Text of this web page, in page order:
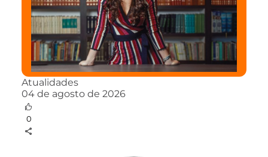
Atualidades
04 de agosto de 2026
0